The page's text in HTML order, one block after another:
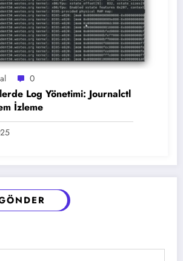
0
Log Yönetimi: Journalctl
İzleme